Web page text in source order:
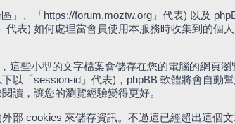
」、「https://forum.moztw.org」代表) 以及
代表) 如何處理當會員使用本服務時收集到的個
這些小型的文字檔案會儲存在您的電腦的網頁瀏
以「session-id」代表)，phpBB 軟體將會自動
讀，讓您的瀏覽經驗變得更好。
部 cookies 來儲存資訊。不過這已經超出這個